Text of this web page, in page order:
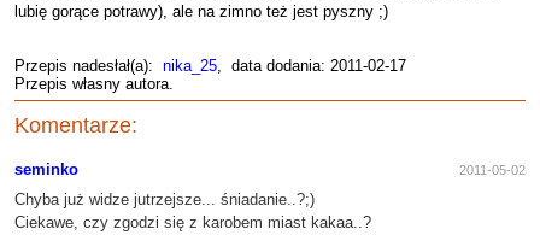
lubię gorące potrawy), ale na zimno też jest pyszny ;)
Przepis nadesłał(a): nika_25, data dodania: 2011-02-17
Przepis własny autora.
Komentarze:
seminko 2011-05-02
Chyba już widze jutrzejsze... śniadanie..?;)
Ciekawe, czy zgodzi się z karobem miast kakaa..?